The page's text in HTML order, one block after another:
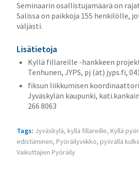
Seminaarin osallistujamäärä on
Salissa on paikkoja 155 henkilölle,
väljästi.
Lisätietoja
Kyllä fillareille -hankkeen
Tenhunen, JYPS, pj (ät) jyps.fi,
fiksun liikkumisen
Jyväskylän kaupunki,
266 8063
Tags: Jyväskylä, kyllä fillareille, Kyllä
edistäminen, Pyöräilyviikko, pyörällä
Vaikuttajien Pyöräily